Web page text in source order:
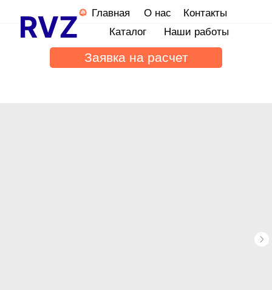
Главная
О нас
Наши работы
Каталог
Контакты
Заявка на расчет